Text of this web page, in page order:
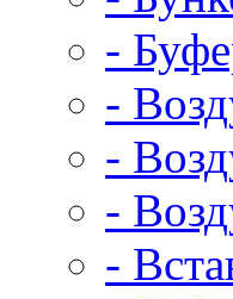
-
-
-
-
-